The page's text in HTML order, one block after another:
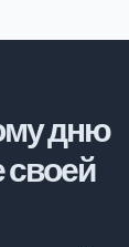
дню
своей